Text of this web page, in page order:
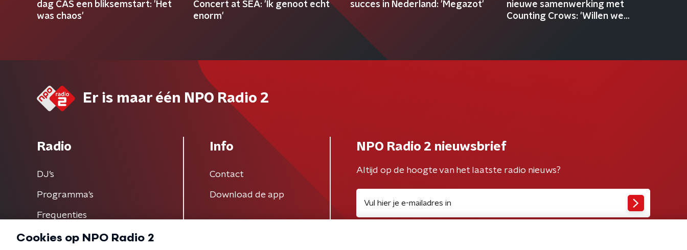
dag CAS een bliksemstart: 'Het
was chaos'
Concert at SEA: 'Ik genoot echt
enorm'
succes in Nederland: 'Megazot'
nieuwe samenwerking met
Counting Crows: 'Willen we
Er is maar één NPO Radio 2
Radio
DJ’s
Programma's
Frequenties
Info
Contact
Download de app
NPO Radio 2 nieuwsbrief
Altijd op de hoogte van het laatste radio nieuws?